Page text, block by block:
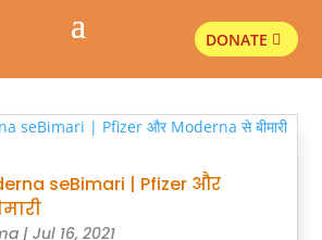
DONATE
seBimari | Pfizer और
|Jul 16, 2021